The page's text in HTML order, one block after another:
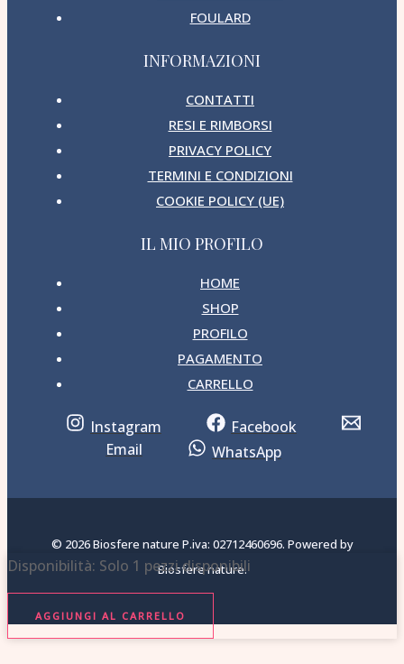
FOULARD
INFORMAZIONI
CONTATTI
RESI E RIMBORSI
PRIVACY POLICY
TERMINI E CONDIZIONI
COOKIE POLICY (UE)
IL MIO PROFILO
HOME
SHOP
PROFILO
PAGAMENTO
CARRELLO
Instagram
Facebook
Email
WhatsApp
© 2026 Biosfere nature P.iva: 02712460696. Powered by
Biosfere nature.
Disponibilità: Solo 1 pezzi disponibili
Bracciale
elastico
resina
AGGIUNGI AL CARRELLO